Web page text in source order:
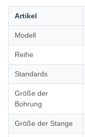
Artikel
Modell
Reihe
Standards
Größe der
Bohrung
Größe der Stange